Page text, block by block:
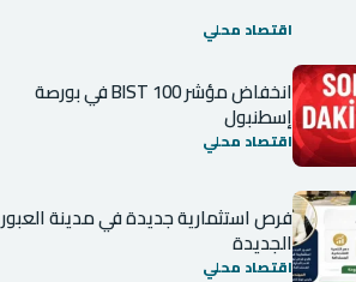
اقتصاد محلي
انخفاض مؤشر BIST 100 في بورصة
إسطنبول
اقتصاد محلي
فرص استثمارية جديدة في مدينة العبور
الجديدة
اقتصاد محلي